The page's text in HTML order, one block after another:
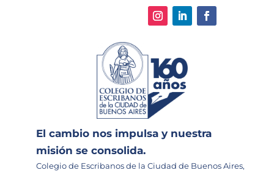
El cambio nos impulsa y nuestra
misión se consolida.
Colegio de Escribanos de la Ciudad de Buenos Aires,